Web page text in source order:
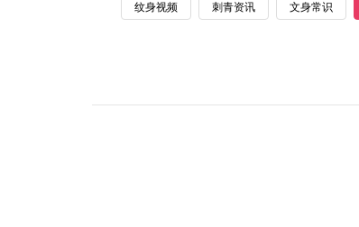
纹身视频 刺青资讯 文身常识